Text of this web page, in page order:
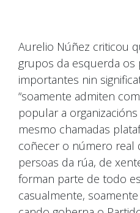
Aurelio Núñez criticou
grupos da esquerda os
importantes nin
“soamente admiten
popular a
mesmo chamadas
coñecer o número real
persoas da rúa, de
forman parte de todo
casualmente,